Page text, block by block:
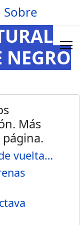
NEGRO
Más
vuelta…